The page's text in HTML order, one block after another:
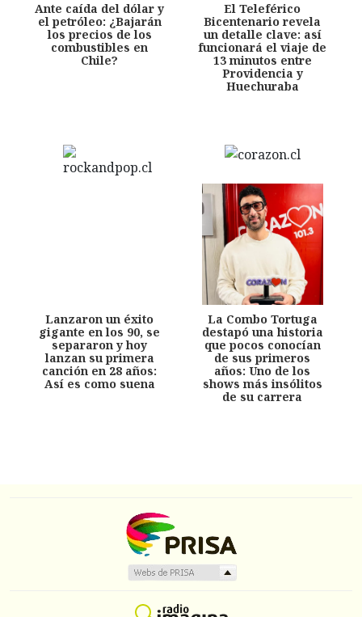
Ante caída del dólar y
el petróleo: ¿Bajarán
los precios de los
combustibles en
Chile?
El Teleférico
Bicentenario revela
un detalle clave: así
funcionará el viaje de
13 minutos entre
Providencia y
Huechuraba
Lanzaron un éxito
gigante en los 90, se
separaron y hoy
lanzan su primera
canción en 28 años:
Así es como suena
La Combo Tortuga
destapó una historia
que pocos conocían
de sus primeros
años: Uno de los
shows más insólitos
de su carrera